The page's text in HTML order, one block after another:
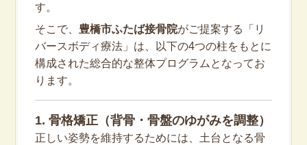
す。
そこで、 豊橋市ふたば接骨院がご提案する「リ
バースボディ療法」は、以下の4つの柱をもとに
構成された総合的な整体プログラムとなってお
ります。
1. 骨格矯正（背骨・骨盤のゆがみを調整）
正しい姿勢を維持するためには、土台となる骨